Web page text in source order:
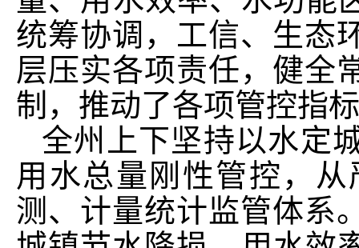
统筹协调，工信、生态
层压实各项责任，健全
制，推动了各项管控指
全州上下坚持以水定
用水总量刚性管控，
测、计量统计监管体系